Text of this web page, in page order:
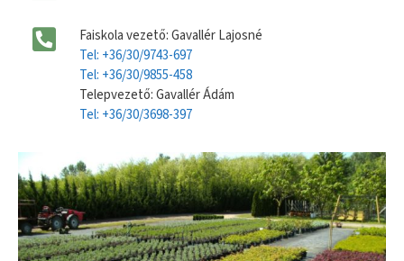
Faiskola vezető: Gavallér Lajosné
Tel: +36/30/9743-697
Tel: +36/30/9855-458
Telepvezető: Gavallér Ádám
Tel: +36/30/3698-397